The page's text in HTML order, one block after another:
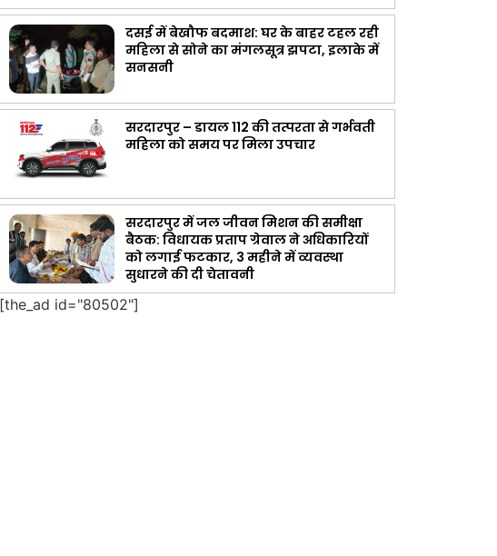
दसई में बेखौफ बदमाश: घर के बाहर टहल रही
महिला से सोने का मंगलसूत्र झपटा, इलाके में
सनसनी
सरदारपुर – डायल 112 की तत्परता से गर्भवती
महिला को समय पर मिला उपचार
सरदारपुर में जल जीवन मिशन की समीक्षा
बैठक: विधायक प्रताप ग्रेवाल ने अधिकारियों
को लगाई फटकार, 3 महीने में व्यवस्था
सुधारने की दी चेतावनी
[the_ad id="80502"]